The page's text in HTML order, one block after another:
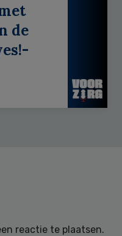
de
reactie te plaatsen.